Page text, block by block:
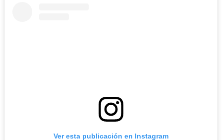
Ver esta publicación en Instagram